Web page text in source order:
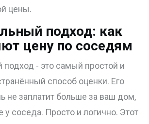
цены.
подход: как
цену по соседям
подход - это самый простой и
способ оценки. Его
не заплатит больше за ваш дом,
у соседа. Просто и логично. Этот